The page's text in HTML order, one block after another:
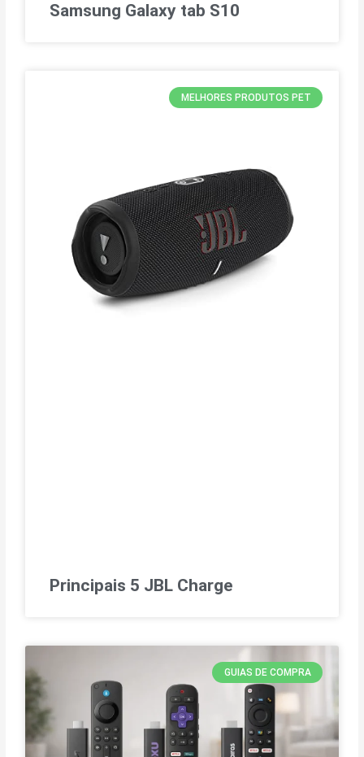
Samsung Galaxy tab S10
MELHORES PRODUTOS PET
Principais 5 JBL Charge
GUIAS DE COMPRA